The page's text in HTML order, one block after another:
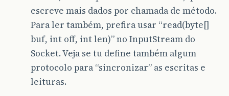
escreve mais dados por chamada de método.
Para ler também, prefira usar “read(byte[]
buf, int off, int len)” no InputStream do
Socket. Veja se tu define também algum
protocolo para “sincronizar” as escritas e
leituras.